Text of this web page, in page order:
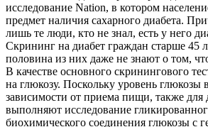
исследование Nation, в котором
предмет наличия сахарного диабета.
лишь те люди, кто не знал, есть у него
Скрининг на диабет граждан старше 45
половина из них даже не знают о том,
В качестве основного скринингового
на глюкозу. Поскольку уровень глюкозы
зависимости от приема пищи, также для
выполняют исследование
биохимического соединения глюкозы с